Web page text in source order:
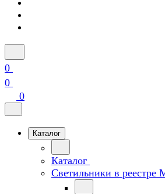
0
0
0
Каталог
Каталог
Светильники в реестре